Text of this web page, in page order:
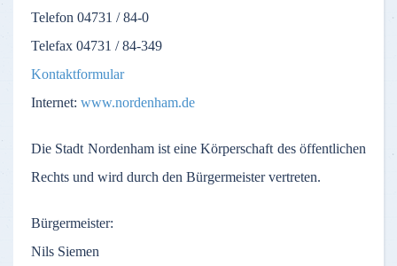
Telefon 04731 / 84-0
Telefax 04731 / 84-349
Kontaktformular
Internet: www.nordenham.de
Die Stadt Nordenham ist eine Körperschaft desöffentlichen
Rechts und wird durch den Bürgermeister vertreten.
Bürgermeister:
Nils Siemen